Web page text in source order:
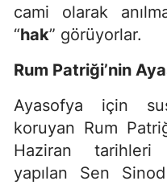
cami olarak
“hak” görüyorlar.
Rum Patriği’nin
Ayasofya için
koruyan Rum
Haziran tarihleri
yapılan Sen Sinod